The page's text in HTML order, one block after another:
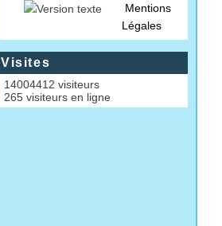
Mentions
Légales
Visites
14004412 visiteurs
265 visiteurs en ligne